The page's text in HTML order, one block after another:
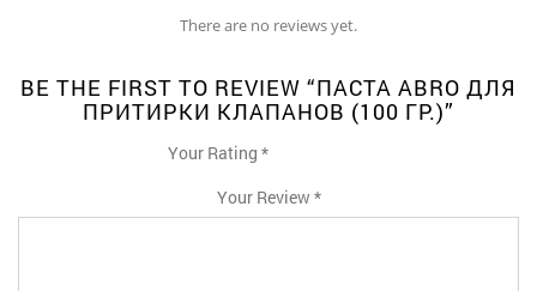
There are no reviews yet.
BE THE FIRST TO REVIEW “ПАСТА ABRO ДЛЯ
ПРИТИРКИ КЛАПАНОВ (100 ГР.)”
Your Rating *
1 4
Your Review *